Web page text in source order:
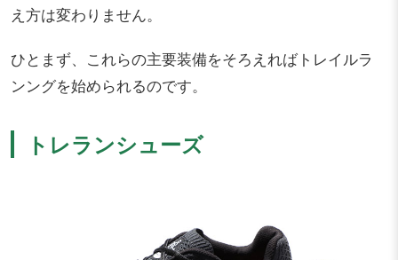
え方は変わりません。
ひとまず、これらの主要装備をそろえればトレイルラ
ンングを始められるのです。
トレランシューズ